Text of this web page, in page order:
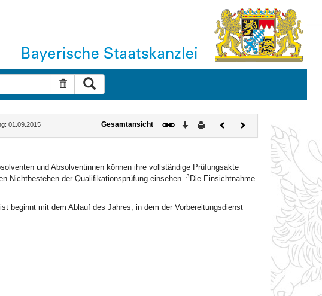
Suche zurücksetzen
01.09.2015 Gesamtansicht Download
DruckenVorherigesNächstes
Dokument
und Absolventinnen können ihre vollständige Prüfungsakte
Nichtbestehen der Qualifikationsprüfung einsehen. 3 Die Einsichtnahme
beginnt mit dem Ablauf des Jahres, in dem der Vorbereitungsdienst